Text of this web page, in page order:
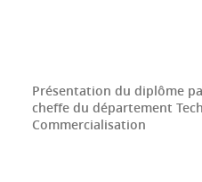
Présentation du diplôme
cheffe du département
Commercialisation